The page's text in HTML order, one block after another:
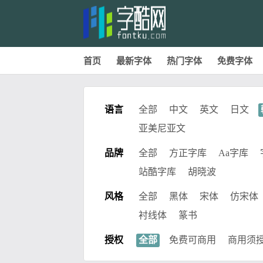
首页 最新字体 热门字体 免费字体
语言 全部 中文 英文 日文
亚美尼亚文
品牌 全部 方正字库 Aa字库
站酷字库
胡晓波
风格 全部 黑体 宋体
仿宋体
衬线体
篆书
授权 全部 免费可商用 商用须